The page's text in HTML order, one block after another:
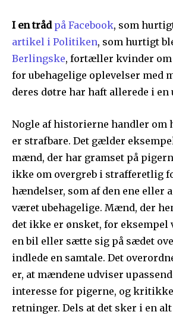
I en tråd på Facebook, som
artikel i Politiken, som hurtigt
Berlingske, fortæller kvinder
for ubehagelige oplevelser med
deres døtre har haft allerede i en
Nogle af historierne handler om
er strafbare. Det gælder
mænd, der har gramset på
ikke om overgreb i strafferetlig
hændelser, som af den ene eller
været ubehagelige. Mænd, der
det ikke er ønsket, for eksempel
en bil eller sætte sig på sædet
indlede en samtale. Det
er, at mændene udviser
interesse for pigerne, og
retninger. Dels at det sker i en